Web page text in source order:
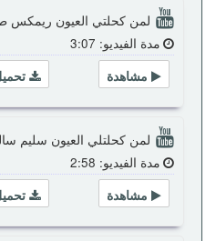
لمن كحلتي العيون ريمكس
مدة الفيديو: 3:07
مشاهدة
لمن كحلتلي العيون سليم
مدة الفيديو: 2:58
مشاهدة